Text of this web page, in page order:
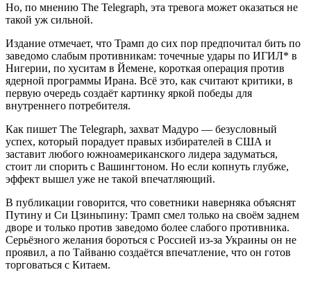
Но, по мнению The Telegraph, эта тревога может оказаться не
такой уж сильной.
Издание отмечает, что Трамп до сих пор предпочитал бить по
заведомо слабым противникам: точечные удары по ИГИЛ* в
Нигерии, по хуситам в Йемене, короткая операция против
ядерной программы Ирана. Всё это, как считают критики, в
первую очередь создаёт картинку яркой победы для
внутреннего потребителя.
Как пишет The Telegraph, захват Мадуро — безусловный
успех, который порадует правых избирателей в США и
заставит любого южноамериканского лидера задуматься,
стоит ли спорить с Вашингтоном. Но если копнуть глубже,
эффект вышел уже не такой впечатляющий.
В публикации говорится, что советники наверняка объяснят
Путину и Си Цзиньпину: Трамп смел только на своём заднем
дворе и только против заведомо более слабого противника.
Серьёзного желания бороться с Россией из-за Украины он не
проявил, а по Тайваню создаётся впечатление, что он готов
торговаться с Китаем.